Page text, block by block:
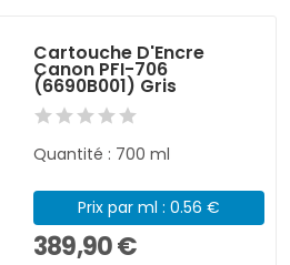
Cartouche D'Encre
Canon PFI-706
(6690B001) Gris
Quantité : 700 ml
Prix par ml : 0.56 €
389,90 €